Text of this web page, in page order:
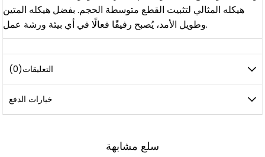
هيكله المثالي لتثبيت القطع متوسطة الحجم. بفضل هيكله المتين
وطويل الأمد، يُصبح رفيقًا فعالًا في أي بيئة ورشة عمل.
التعليقات(0)
خيارات الدفع
سلع مشابهة